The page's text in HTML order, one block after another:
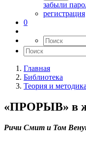
забыли
регистрация
0
Главная
Библиотека
Теория и методика
«ПРОРЫВ» в
Ричи Смит и Том